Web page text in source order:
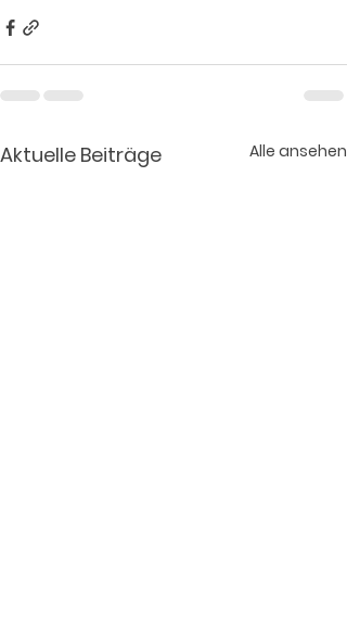
Aktuelle Beiträge Alle ansehen